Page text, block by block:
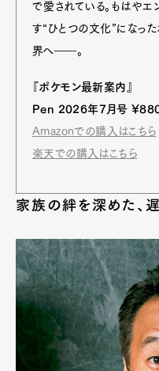
で愛されている。もはや
す“ひとつの文化”になった
界へ――。
『ポケモン最新案内』
Pen 2026年7月号
Amazonでの購入はこちら
楽天での購入はこちら
家族の絆を深めた、